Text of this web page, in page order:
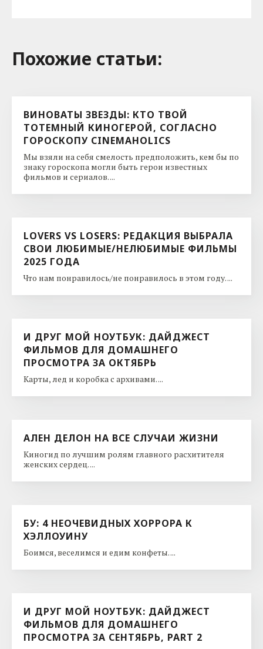
Похожие cтатьи:
ВИНОВАТЫ ЗВЕЗДЫ: КТО ТВОЙ
ТОТЕМНЫЙ КИНОГЕРОЙ, СОГЛАСНО
ГОРОСКОПУ CINEMAHOLICS
Мы взяли на себя смелость предположить, кем бы по
знаку гороскопа могли быть герои известных
фильмов и сериалов. ...
LOVERS VS LOSERS: РЕДАКЦИЯ ВЫБРАЛА
СВОИ ЛЮБИМЫЕ/НЕЛЮБИМЫЕ ФИЛЬМЫ
2025 ГОДА
Что нам понравилось/не понравилось в этом году. ...
И ДРУГ МОЙ НОУТБУК: ДАЙДЖЕСТ
ФИЛЬМОВ ДЛЯ ДОМАШНЕГО
ПРОСМОТРА ЗА ОКТЯБРЬ
Карты, лед и коробка с архивами. ...
АЛЕН ДЕЛОН НА ВСЕ СЛУЧАИ ЖИЗНИ
Киногид по лучшим ролям главного расхитителя
женских сердец. ...
БУ: 4 НЕОЧЕВИДНЫХ ХОРРОРА К
ХЭЛЛОУИНУ
Боимся, веселимся и едим конфеты. ...
И ДРУГ МОЙ НОУТБУК: ДАЙДЖЕСТ
ФИЛЬМОВ ДЛЯ ДОМАШНЕГО
ПРОСМОТРА ЗА СЕНТЯБРЬ, PART 2